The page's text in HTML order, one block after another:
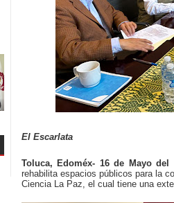
El Escarlata
Toluca, Edoméx- 16 de Mayo del
rehabilita espacios públicos para la
Ciencia La Paz, el cual tiene una